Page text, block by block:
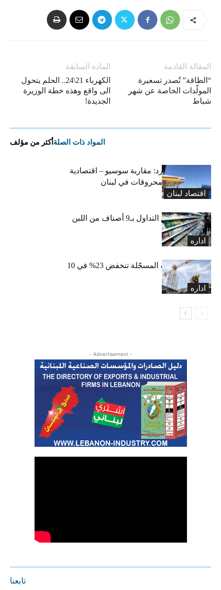
المادة السابقة
الكهرباء 21\24.. الحلم يتحول
الى واقع وهذه خطة الوزيرة
الجديدة!
المقالة القادمة
“الطاقة” تُصدر تسعيرة
المولّدات الخاصة عن شهر
شباط
المواد ذات الصلة أكثر من مؤلف
اقتصاد لبنان
التضخم المستورد: مقاربة سوسيو – اقتصادية
لارتفاع أسعار المحروقات في لبنان
اداره
«الاقتصاد» تعلّق التداول بـ9 أصناف من اللبن
واللبنة
اداره
الرخص العقارية المسجّلة تنخفض 23% في 10
أشهر
- Advertisement -
تابعنا